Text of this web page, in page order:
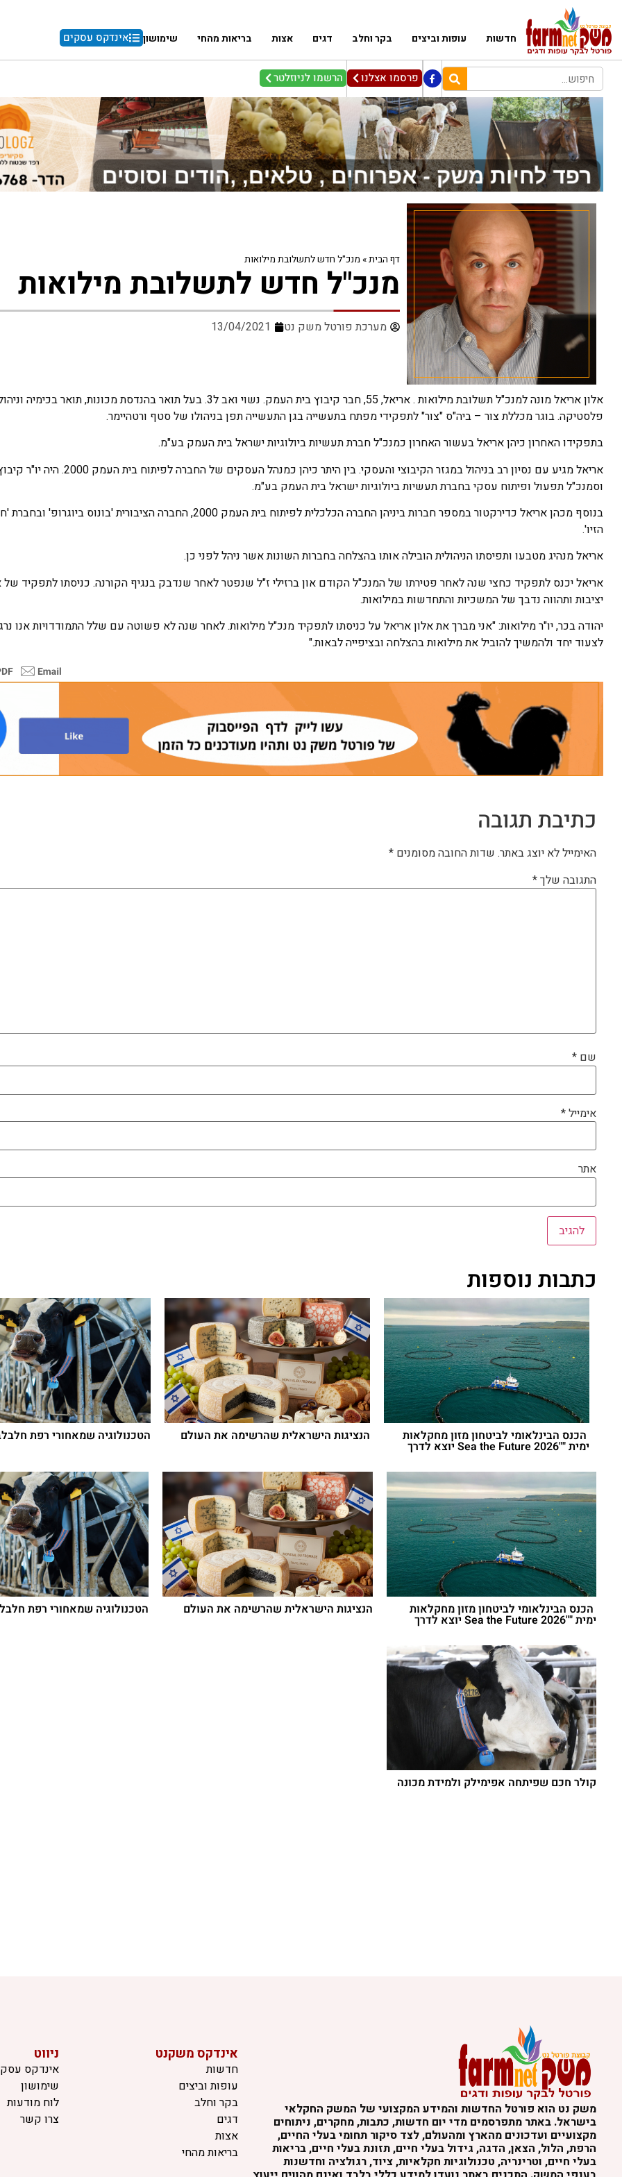
חדשות עופות וביצים בקר וחלב דגים אצות בריאות מהחי שימושון אינדקס עסקים
פרסמו אצלנו הרשמו לניוזלטר
דף הבית» מנכ"ל חדש לתשלובת מילואות
מנכ"ל חדש לתשלובת מילואות
מערכת פורטל משק נט 13/04/2021
אלון אריאל מונה למנכ"ל תשלובת מילואות . אריאל, 55, חבר קיבוץ בית העמק. נשוי ואב ל3. בעל תואר בהנדסת
פלסטיקה. בוגר מכללת צור – ביה"ס "צור" לתפקידי מפתח בתעשייה בגן התעשייה תפן בניהולו של סטף ורטהיימר.
בתפקידו האחרון כיהן אריאל בעשור האחרון כמנכ"ל חברת תעשיות ביולוגיות ישראל בית העמק בע"מ.
אריאל מגיע עם נסיון רב בניהול במגזר הקיבוצי והעסקי. בין היתר כיהן
וסמנכ"ל תפעול ופיתוח עסקי בחברת תעשיות ביולוגיות ישראל בית העמק בע"מ.
בנוסף מכהן אריאל כדירקטור במספר חברות ביניהן החברה הכלכלית לפיתוח בית העמק 2000, החברה הציבורית
הזיו'.
אריאל מנהיג מטבעו ותפיסתו הניהולית הובילה אותו בהצלחה בחברות השונות אשר ניהל לפני כן.
אריאל יכנס לתפקיד כחצי שנה לאחר פטירתו של המנכ"ל הקודם און ברזילי ז"ל שנפטר לאחר שנדבק בנגיף הקורנה. כניסתו לתפקיד של
יציבות ותהווה נדבך של המשכיות והתחדשות במילואות.
יהודה בכר, יו"ר מילואות: "אני מברך את אלון אריאל על כניסתו לתפקיד מנכ"ל מילואות. לאחר שנה לא פשוטה עם שלל התמודדויות אנו
לצעוד יחד ולהמשיך להוביל את מילואות בהצלחה ובציפייה לבאות."
כתיבת תגובה
האימייל לא יוצג באתר. שדות החובה מסומנים *
התגובה שלך*
שם *
אימייל*
אתר
כתבות נוספות
הכנס הבינלאומי לביטחון מזון מחקלאות
ימית ""Sea the Future 2026 יוצא לדרך
הנציגות הישראלית שהרשימה את העולם הטכנולוגיה שמאחורי רפת
הכנס הבינלאומי לביטחון מזון מחקלאות
ימית ""Sea the Future 2026 יוצא לדרך
הנציגות הישראלית שהרשימה את העולם הטכנולוגיה שמאחורי רפת
קולר חכם שפיתחה אפימילק ולמידת מכונה
משק נט הוא פורטל החדשות והמידע המקצועי של המשק החקלאי
בישראל. באתר מתפרסמים מדי יום חדשות, כתבות, מחקרים, ניתוחים
מקצועיים ועדכונים מהארץ ומהעולם, לצד סיקור תחומי בעלי החיים,
הרפת, הלול, הצאן, הדגה, גידול בעלי חיים, תזונת בעלי חיים, בריאות
בעלי חיים, וטרינריה, טכנולוגיות חקלאיות, ציוד, רגולציה וחדשנות
אינדקס משקנט
חדשות
עופות וביצים
בקר וחלב
דגים
אצות
בריאות מהחי
ניווט
אינדקס
שימושון
לוח מודעות
צרו קשר